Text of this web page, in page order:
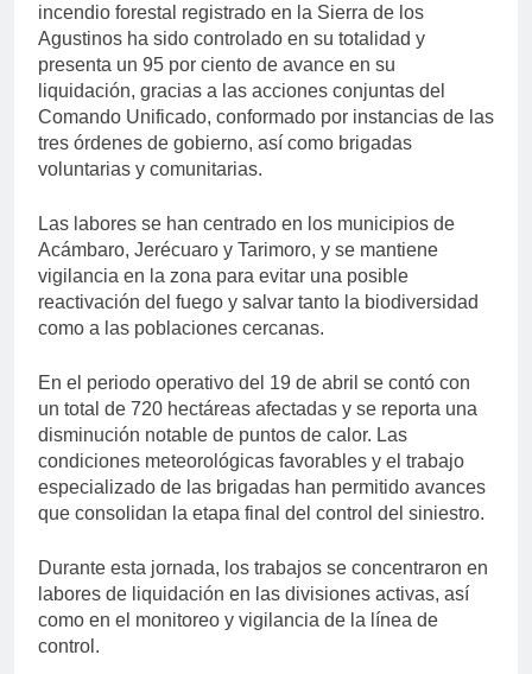
incendio forestal registrado en la Sierra de los
Agustinos ha sido controlado en su totalidad y
presenta un 95 por ciento de avance en su
liquidación, gracias a las acciones conjuntas del
Comando Unificado, conformado por instancias de las
tres órdenes de gobierno, así como brigadas
voluntarias y comunitarias.
Las labores se han centrado en los municipios de
Acámbaro, Jerécuaro y Tarimoro, y se mantiene
vigilancia en la zona para evitar una posible
reactivación del fuego y salvar tanto la biodiversidad
como a las poblaciones cercanas.
En el periodo operativo del 19 de abril se contó con
un total de 720 hectáreas afectadas y se reporta una
disminución notable de puntos de calor. Las
condiciones meteorológicas favorables y el trabajo
especializado de las brigadas han permitido avances
que consolidan la etapa final del control del siniestro.
Durante esta jornada, los trabajos se concentraron en
labores de liquidación en las divisiones activas, así
como en el monitoreo y vigilancia de la línea de
control.